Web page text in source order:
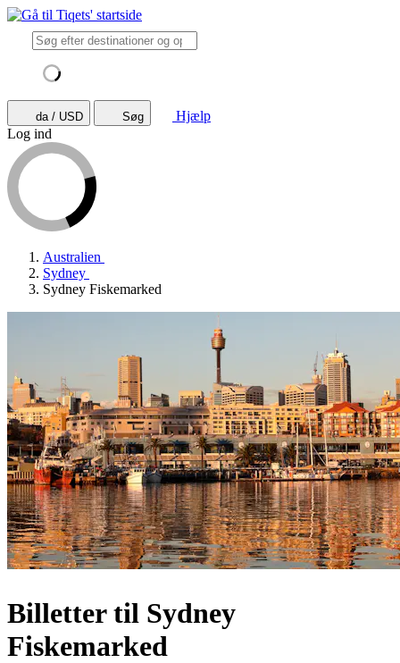
da / USD Søg
Hjælp
Log ind
Australien
Sydney
Sydney Fiskemarked
Billetter til Sydney
Fiskemarked